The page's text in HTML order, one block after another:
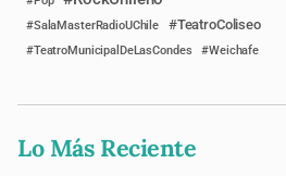
SalaMasterRadioUChile TeatroColiseo
TeatroMunicipalDeLasCondes Weichafe
Lo Más Reciente